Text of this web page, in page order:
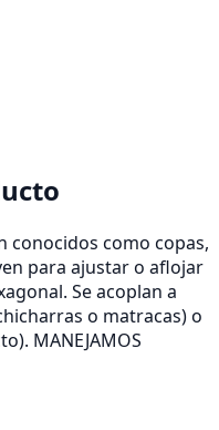
conocidos como copas,
para ajustar o aflojar
Se acoplan a
o matracas) o
MANEJAMOS